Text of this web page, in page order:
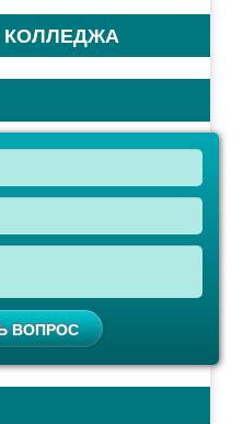
КОЛЛЕДЖА